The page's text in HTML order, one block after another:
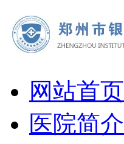
网站首页
医院简介